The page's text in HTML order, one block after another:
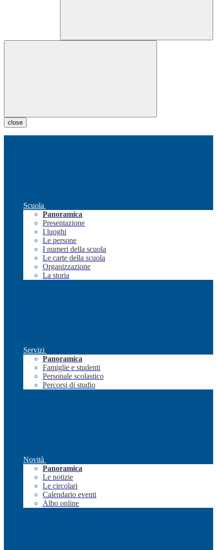
close
Scuola
Panoramica
Presentazione
I luoghi
Le persone
I numeri della scuola
Le carte della scuola
Organizzazione
La storia
Servizi
Panoramica
Famiglie e studenti
Personale scolastico
Percorsi di studio
Novità
Panoramica
Le notizie
Le circolari
Calendario eventi
Albo online